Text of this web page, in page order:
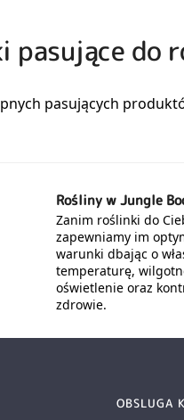
pasujące do
Rośliny w Jungle
Zanim roślinki do
zapewniamy im
warunki dbając o
temperaturę,
oświetlenie oraz
zdrowie.
OBSLUGA